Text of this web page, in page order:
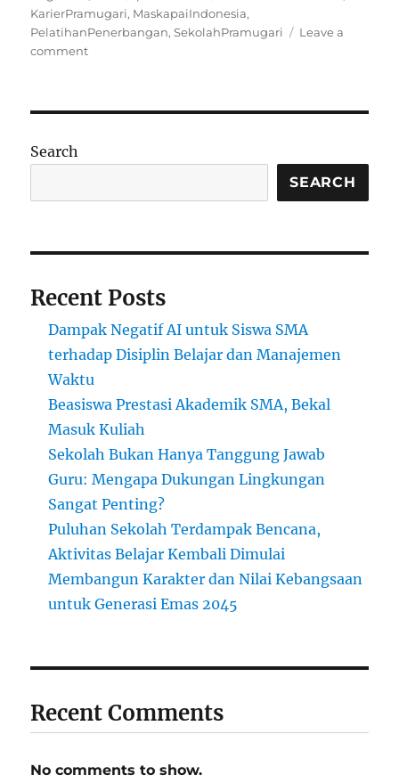
on
KarierPramugari, MaskapaiIndonesia,
PelatihanPenerbangan,SekolahPramugari
Leave a
commenton
Search
SEARCH
Recent Posts
Dampak Negatif AI untuk Siswa SMA
terhadap Disiplin Belajar dan Manajemen
Waktu
Beasiswa Prestasi Akademik SMA, Bekal
Masuk Kuliah
Sekolah Bukan Hanya Tanggung Jawab
Guru: Mengapa Dukungan Lingkungan
Sangat Penting?
Puluhan Sekolah Terdampak Bencana,
Aktivitas Belajar Kembali Dimulai
Membangun Karakter dan Nilai Kebangsaan
untuk Generasi Emas 2045
Recent Comments
No comments to show.